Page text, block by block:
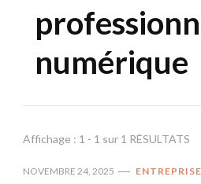
numérique
Affichage : 1 - 1 sur 1 RÉSULTATS
NOVEMBRE 24, 2025